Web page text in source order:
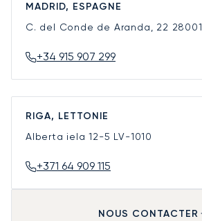
MADRID, ESPAGNE
C. del Conde de Aranda, 22 28001
+34 915 907 299
RIGA, LETTONIE
Alberta iela 12-5 LV-1010
+371 64 909 115
NOUS CONTACTER